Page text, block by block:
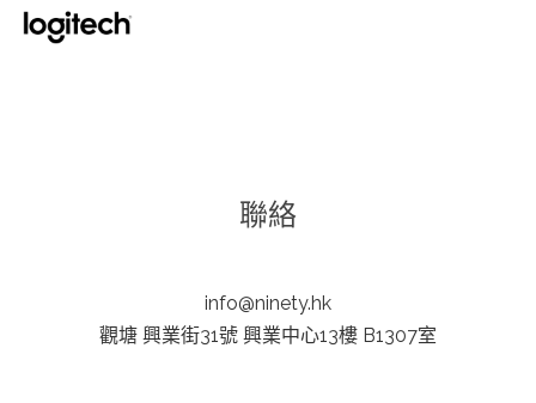
聯絡
info@ninety.hk
觀塘 興業街31號 興業中心13樓 B1307室